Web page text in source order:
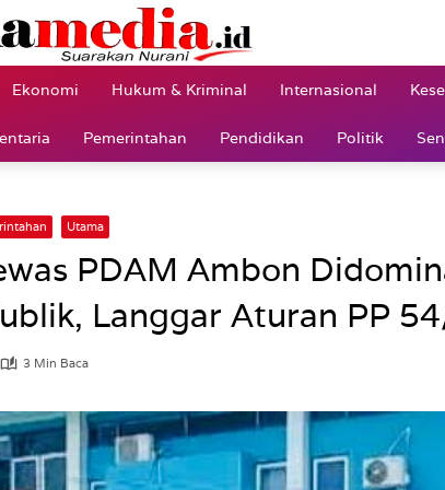
Ekonomi Hukum & Kriminal Internasional
Pemerintahan Pendidikan Politik
Utama
PDAM Ambon
Langgar Aturan PP
3 Min Baca